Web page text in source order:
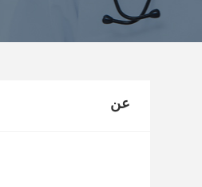
عن